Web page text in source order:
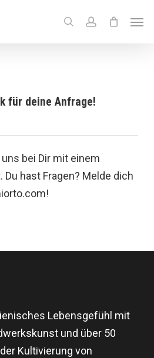
searchaccount
für deine Anfrage!
bei Dir mit einem
hast Fragen? Melde dich
Lebensgefühl mit
und über 50
Kultivierung von